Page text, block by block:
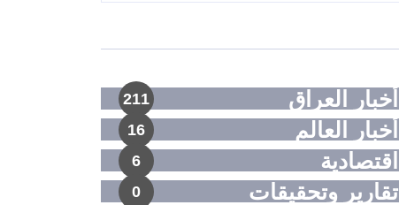
أخبار العراق 211
أخبار العالم 16
اقتصادية 6
تقارير وتحقيقات 0